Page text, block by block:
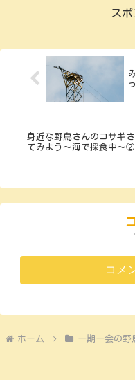
ス
身近な野鳥さんのコサギ
てみよう～海で採食中～②
コメ
ホーム 一期一会の野